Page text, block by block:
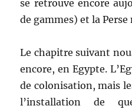
se retrouve encore
de gammes) et la
Le chapitre suivant
encore, en Egypte.
de colonisation, mais
l’installation de